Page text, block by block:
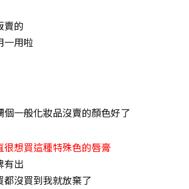
賣的
一用啦
一般化妝品沒賣的顏色好了
想買這種特殊色的唇膏
有出
沒買到我就放棄了